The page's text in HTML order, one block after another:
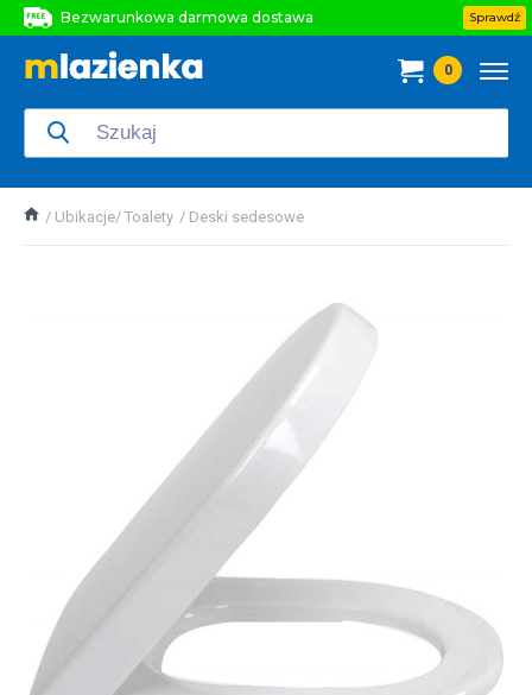
Bezwarunkowa darmowa dostawa
Bezwarunkowa darmowa dostawa
Sprawdź
0
Ubikacje/ Toalety Deski sedesowe